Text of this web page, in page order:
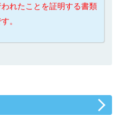
れたことを証明する書類
。